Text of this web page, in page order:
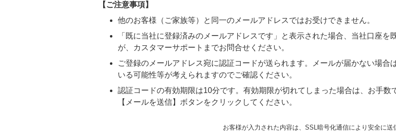
【ご注意事項】
他のお客様（ご家族等）と同一のメールアドレスではお受けできません。
「既に当社に登録済みのメールアドレスです」と表示された場合、当社口座
が、カスタマーサポートまでお問合せください。
ご登録のメールアドレス宛に認証コードが送られます。メールが届かない場合
いる可能性等が考えられますのでご確認ください。
認証コードの有効期限は10分です。有効期限が切れてしまった場合は、お手数
【メールを送信】ボタンをクリックしてください。
お客様が入力された内容は、SSL暗号化通信により安全に送